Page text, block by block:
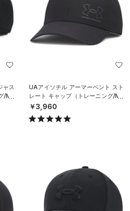
ャス
ME
UAアイソチル アーマーベント スト
レート キャップ（トレーニング/ME
N）
￥3,960